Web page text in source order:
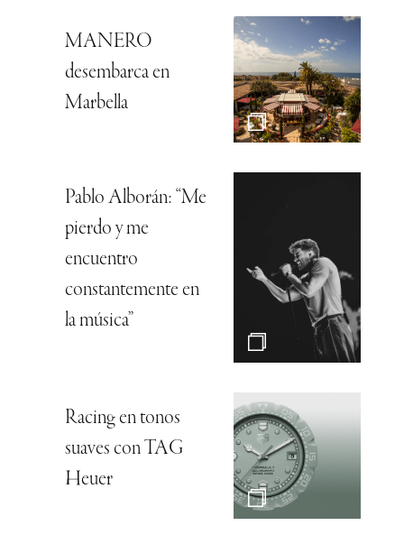
MANERO
desembarca en
Marbella
Pablo Alborán: “Me
pierdo y me
encuentro
constantemente en
la música”
Racing en tonos
suaves con TAG
Heuer